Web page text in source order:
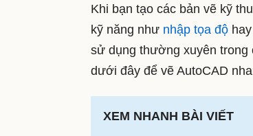
Khi bạn tạo các bản vẽ kỹ
kỹ năng như nhập tọa độ
sử dụng thường xuyên trong
dưới đây để vẽ AutoCAD
XEM NHANH BÀI VIẾT